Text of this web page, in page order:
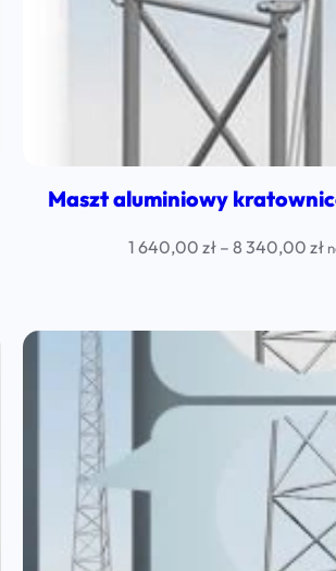
Maszt aluminiowy
1 640,00zł – 8 340,00zł
8